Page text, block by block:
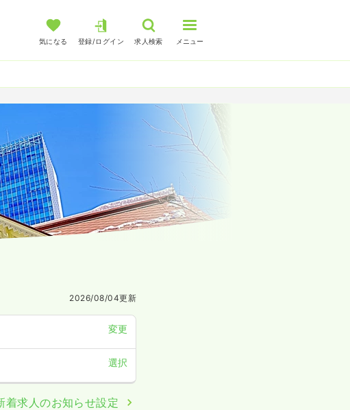
気になる 登録/ログイン 求人検索 メニュー
2026/08/04更新
変更
選択
着求人のお知らせ設定